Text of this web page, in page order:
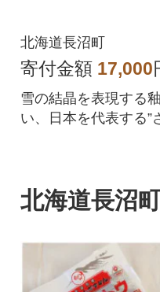
北海道長沼町
寄付金額 17,000
雪の結晶を表現する
い、日本を代表する”
北海道長沼